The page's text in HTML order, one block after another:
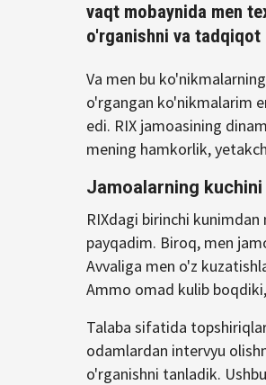
vaqt mobaynida men
o'rganishni va
Va men bu
o'rgangan ko'nikmalarim
edi. RIX jamoasining
mening hamkorlik,
Jamoalarning
RIXdagi birinchi
payqadim. Biroq, men
Avvaliga men o'z
Ammo omad kulib
Talaba sifatida
odamlardan intervyu
o'rganishni tanladik.